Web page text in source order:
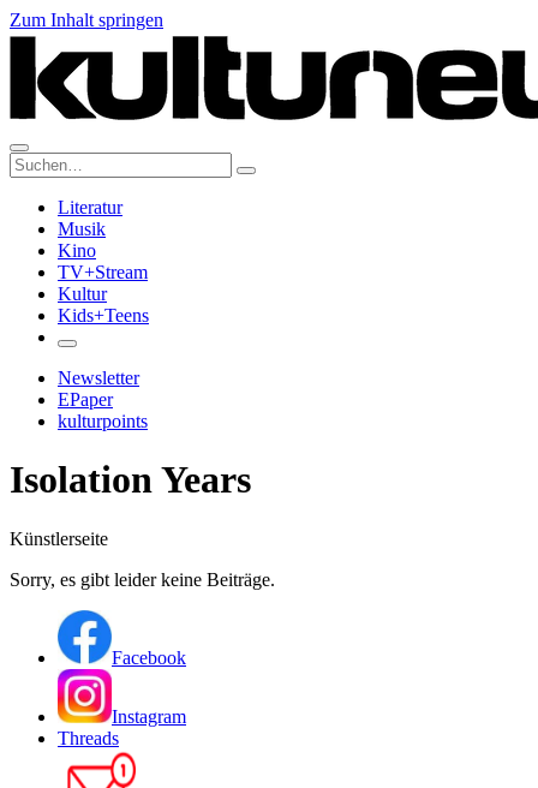
Zum Inhalt springen
Suche:
Literatur
Musik
Kino
TV+Stream
Kultur
Kids+Teens
Newsletter
EPaper
kulturpoints
Isolation Years
Künstlerseite
Sorry, es gibt leider keine Beiträge.
Facebook
Instagram
Threads